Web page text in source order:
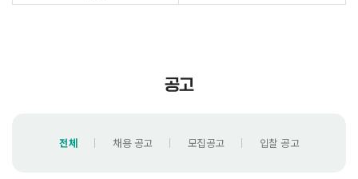
공고
전체 채용 공고 모집공고 입찰 공고